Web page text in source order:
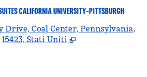
CALIFORNIA UNIVERSITY-PITTSBURGH
Drive, Coal Center, Pennsylvania,
15423, Stati Uniti